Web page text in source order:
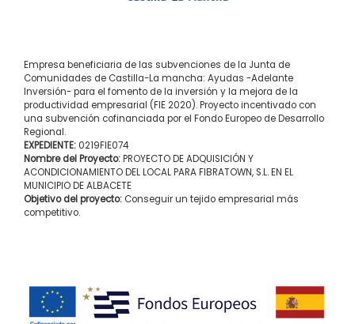
Empresa beneficiaria de las subvenciones de la Junta de
Comunidades de Castilla-La mancha: Ayudas -Adelante
Inversión- para el fomento de la inversión y la mejora de la
productividad empresarial (FIE 2020). Proyecto incentivado con
una subvención cofinanciada por el Fondo Europeo de Desarrollo
Regional.
EXPEDIENTE: 0219FIE074
Nombre del Proyecto:PROYECTO DE ADQUISICIÓN Y
ACONDICIONAMIENTO DEL LOCAL PARA FIBRATOWN, S.L. EN EL
MUNICIPIO DE ALBACETE
Objetivo del proyecto:Conseguir un tejido empresarial más
competitivo.